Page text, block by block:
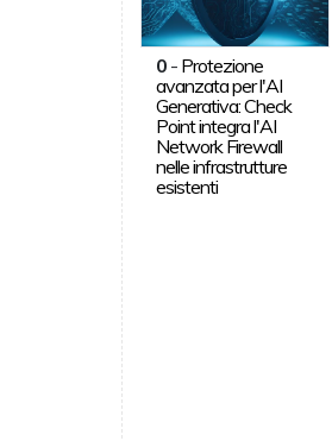
0- Protezione
avanzata per l'AI
Generativa: Check
Point integra l'AI
Network Firewall
nelle infrastrutture
esistenti